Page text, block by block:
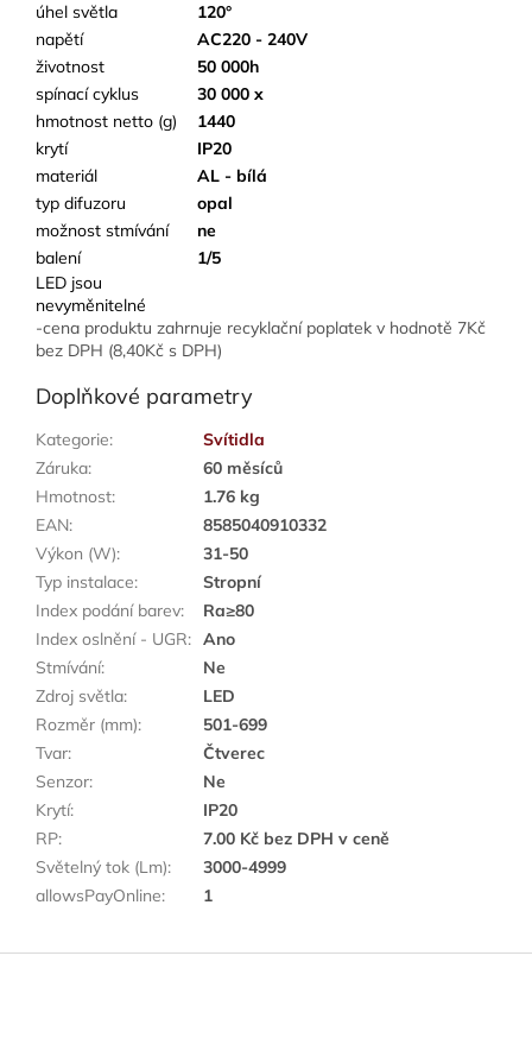
úhel světla
120°
napětí
AC220 - 240V
životnost
50 000h
spínací cyklus
30 000 x
hmotnost netto (g)
1440
krytí
IP20
materiál
AL - bílá
typ difuzoru
opal
možnost stmívání
ne
balení
1/5
LED jsou
nevyměnitelné
-cena produktu zahrnuje recyklační poplatek v hodnotě 7Kč
bez DPH (8,40Kč s DPH)
Doplňkové parametry
Kategorie:
Svítidla
Záruka:
60 měsíců
Hmotnost:
1.76 kg
EAN:
8585040910332
Výkon (W):
31-50
Typ instalace:
Stropní
Index podání barev:
Ra≥80
Index oslnění - UGR: Ano
Stmívání:
Ne
Zdroj světla:
LED
Rozměr (mm):
501-699
Tvar:
Čtverec
Senzor:
Ne
Krytí:
IP20
RP:
7.00 Kč bez DPH v ceně
Světelný tok (Lm):
3000-4999
allowsPayOnline: 1